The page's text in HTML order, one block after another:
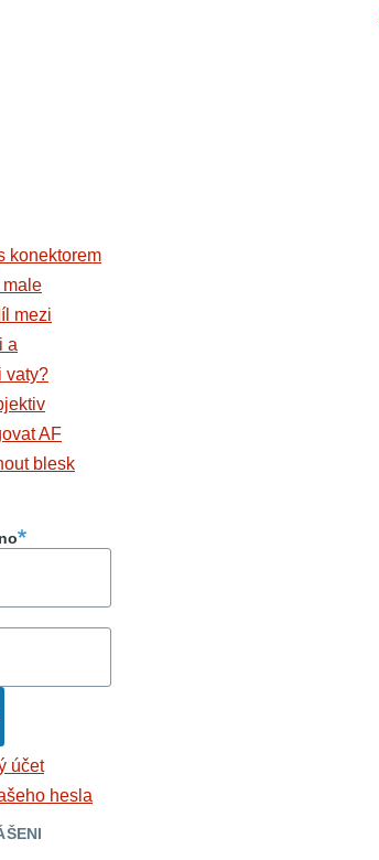
konektorem
male
mezi
a
vaty?
AF
blesk
účet
hesla